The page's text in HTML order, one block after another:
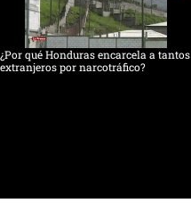
¿Por qué Honduras encarcela a tantos
extranjeros por narcotráfico?